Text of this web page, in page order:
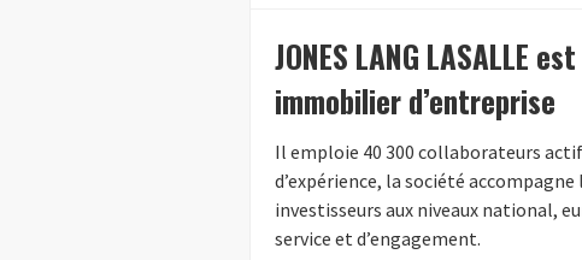
JONES LANG LASALLE
immobilier d’entreprise
Il emploie 40 300 collaborateurs
d’expérience, la société
investisseurs aux niveaux national,
service et d’engagement.